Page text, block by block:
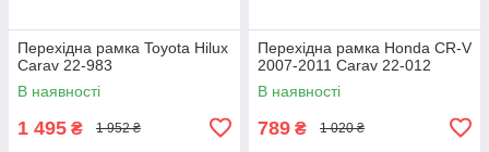
Перехідна рамка Toyota Hilux
Carav 22-983
В наявності
1 495 ₴ 1 952 ₴
Перехідна рамка Honda CR-V
2007-2011 Carav 22-012
В наявності
789 ₴ 1 020 ₴